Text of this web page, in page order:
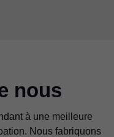
nous
à une meilleure
Nous fabriquons